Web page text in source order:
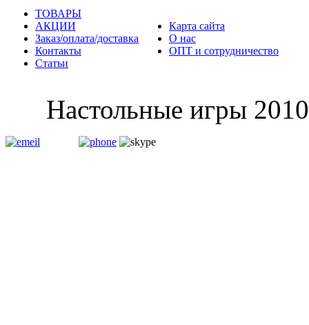
ТОВАРЫ
АКЦИИ
Заказ/оплата/доставка
Контакты
Статьи
Карта сайта
О нас
ОПТ и сотрудничество
Настольные